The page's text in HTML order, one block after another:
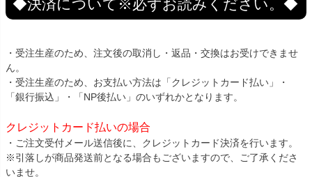
◆決済について※必ずお読みください。◆
・受注生産のため、注文後の取消し・返品・交換はお受けできませ
ん。
・受注生産のため、お支払い方法は「クレジットカード払い」・
「銀行振込」・「NP後払い」のいずれかとなります。
クレジットカード払いの場合
・ご注文受付メール送信後に、クレジットカード決済を行います。
※引落しが商品発送前となる場合もございますので、ご了承くださ
いませ。